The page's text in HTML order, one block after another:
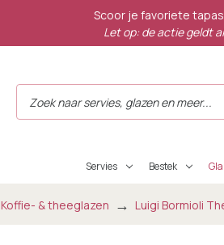
Scoor je favoriete
Let op: de actie geldt
Servies Bestek
Koffie- & theeglazen Luigi Bormioli